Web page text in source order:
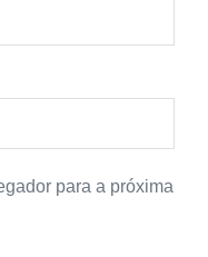
para a próxima